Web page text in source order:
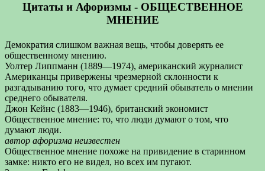
Цитаты и Афоризмы - ОБЩЕСТВЕННОЕ
МНЕНИЕ
Демократия слишком важная вещь, чтобы доверять ее
общественному мнению.
Уолтер Липпманн (1889—1974), американский журналист
Американцы привержены чрезмерной склонности к
разгадыванию того, что думает средний обыватель о мнении
среднего обывателя.
Джон Кейнс (1883—1946), британский экономист
Общественное мнение: то, что люди думают о том, что
думают люди.
автор афоризма неизвестен
Общественное мнение похоже на привидение в старинном
замке: никто его не видел, но всех им пугают.